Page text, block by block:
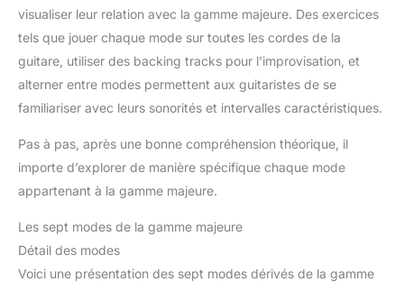
visualiser leur relation avec la gamme majeure. Des exercices
tels que jouer chaque mode sur toutes les cordes de la
guitare, utiliser des backing tracks pour l’improvisation, et
alterner entre modes permettent aux guitaristes de se
familiariser avec leurs sonorités et intervalles caractéristiques.
Pas à pas, après une bonne compréhension théorique, il
importe d’explorer de manière spécifique chaque mode
appartenant à la gamme majeure.
Les sept modes de la gamme majeure
Détail des modes
Voici une présentation des sept modes dérivés de la gamme